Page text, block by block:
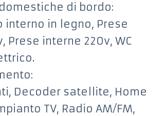
di bordo:
interno in legno, Prese
Prese interne 220v, WC
Decoder satellite, Home
TV, Radio AM/FM,